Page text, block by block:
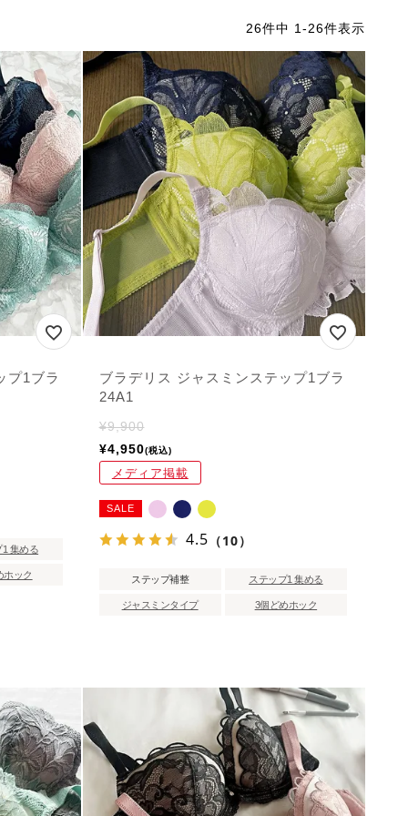
26件中 1 -26件表示
プ1ブラ
集める
ホック
ブラデリス ジャスミンステップ1ブラ
24A1
¥9,900
¥4,950 税込
メディア掲載
SALE
4.5 （10）
ステップ補整 ステップ1 集める
ジャスミンタイプ 3個どめホック